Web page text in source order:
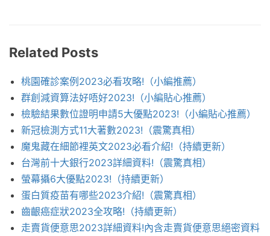
Related Posts
桃園確診案例2023必看攻略!（小編推薦）
群創減資算法好唔好2023!（小編貼心推薦）
檢驗結果數位證明申請5大優點2023!（小編貼心推薦）
新冠檢測方式11大著數2023!（震驚真相）
魔鬼藏在細節裡英文2023必看介紹!（持續更新）
台灣前十大銀行2023詳細資料!（震驚真相）
螢幕攝6大優點2023!（持續更新）
蛋白質疫苗有哪些2023介紹!（震驚真相）
齒齦癌症狀2023全攻略!（持續更新）
走賣貨便意思2023詳細資料!內含走賣貨便意思絕密資料